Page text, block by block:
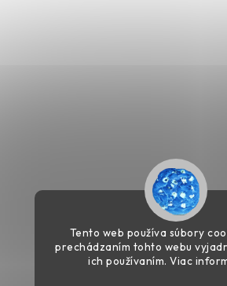
Tento web používa súbory
prechádzaním tohto webu
ich používaním. Viac